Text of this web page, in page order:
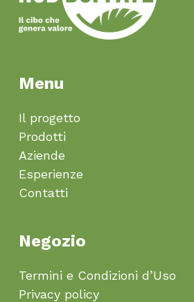
Menu
Il progetto
Prodotti
Aziende
Esperienze
Contatti
Negozio
Termini e Condizioni d’Uso
Privacy policy